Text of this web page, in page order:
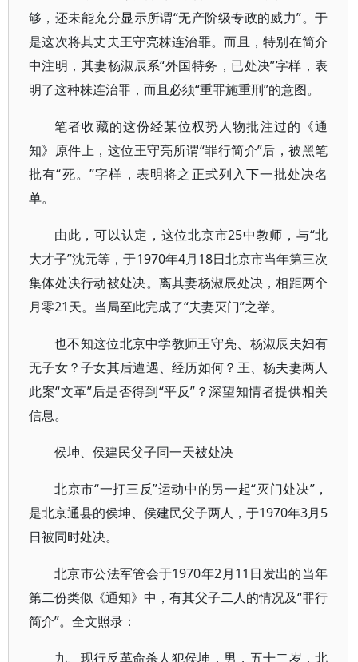
够，还未能充分显示所谓“无产阶级专政的威力”。于
是这次将其丈夫王守亮株连治罪。而且，特别在简介
中注明，其妻杨淑辰系“外国特务，已处决”字样，表
明了这种株连治罪，而且必须“重罪施重刑”的意图。
笔者收藏的这份经某位权势人物批注过的《通
知》原件上，这位王守亮所谓“罪行简介”后，被黑笔
批有“死。”字样，表明将之正式列入下一批处决名
单。
由此，可以认定，这位北京市25中教师，与“北
大才子”沈元等，于1970年4月18日北京市当年第三次
集体处决行动被处决。离其妻杨淑辰处决，相距两个
月零21天。当局至此完成了“夫妻灭门”之举。
也不知这位北京中学教师王守亮、杨淑辰夫妇有
无子女？子女其后遭遇、经历如何？王、杨夫妻两人
此案“文革”后是否得到“平反”？深望知情者提供相关
信息。
侯坤、侯建民父子同一天被处决
北京市“一打三反”运动中的另一起“灭门处决”，
是北京通县的侯坤、侯建民父子两人，于1970年3月5
日被同时处决。
北京市公法军管会于1970年2月11日发出的当年
第二份类似《通知》中，有其父子二人的情况及“罪行
简介”。全文照录：
九、现行反革命杀人犯侯坤，男，五十二岁，北